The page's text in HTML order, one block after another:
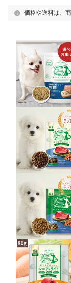
価格や送料は、